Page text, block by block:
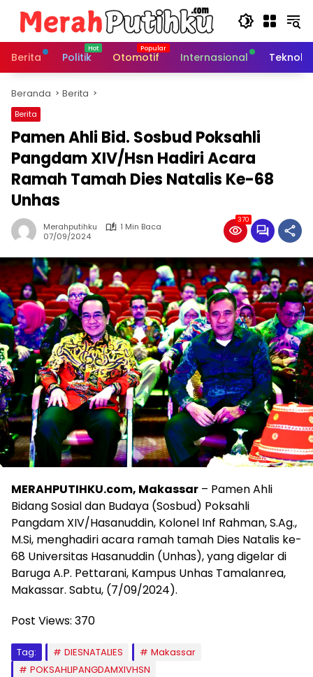
konten
Berita
Politik Otomotif Internasional
Beranda Berita
Berita
Pamen Ahli Bid. Sosbud Poksahli
Pangdam XIV/Hsn Hadiri Acara
Ramah Tamah Dies Natalis Ke-68
Unhas
Merahputihku
1 Min Baca
07/09/2024
370
MERAHPUTIHKU.com, Makassar – Pamen Ahli
Bidang Sosial dan Budaya (Sosbud) Poksahli
Pangdam XIV/Hasanuddin, Kolonel Inf Rahman, S.Ag.,
M.Si, menghadiri acara ramah tamah Dies Natalis ke-
68 Universitas Hasanuddin (Unhas), yang digelar di
Baruga A.P. Pettarani, Kampus Unhas Tamalanrea,
Makassar. Sabtu, (7/09/2024).
Post Views: 370
Tag: DIESNATALIES
Makassar
POKSAHLIPANGDAMXIVHSN